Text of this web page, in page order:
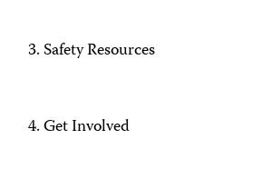
Safety Resources
Get Involved